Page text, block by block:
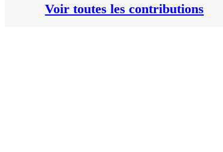
Voir toutes les contributions